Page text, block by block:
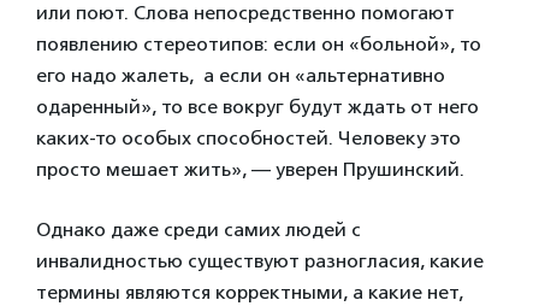
или поют. Слова непосредственно помогают
появлению стереотипов: если он «больной», то
его надо жалеть, а если он «альтернативно
одаренный», то все вокруг будут ждать от него
каких-то особых способностей. Человеку это
просто мешает жить», — уверен Прушинский.
Однако даже среди самих людей с
инвалидностью существуют разногласия, какие
термины являются корректными, а какие нет,